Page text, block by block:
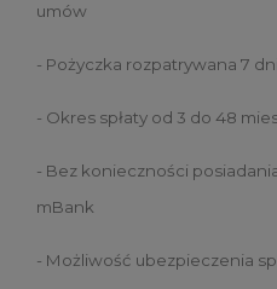
umów
- Pożyczka rozpatrywana 7
- Okres spłaty od 3 do 48
- Bez konieczności
mBank
- Możliwość ubezpieczenia